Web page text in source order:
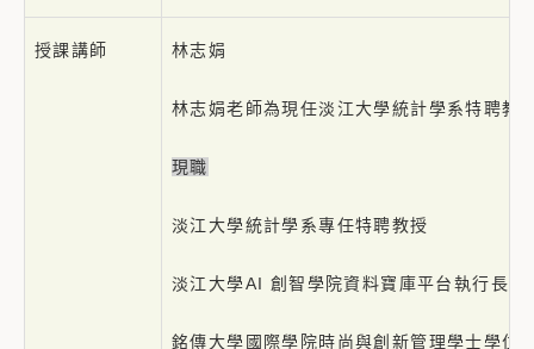
授課講師 林志娟
林志娟老師為現任淡江大學統計學系特聘教
現職
淡江大學統計學系專任特聘教授
淡江大學AI 創智學院資料寶庫平台執行長
銘傳大學國際學院時尚與創新管理學士學位